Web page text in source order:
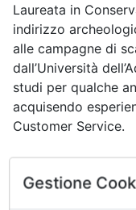
Laureata in
indirizzo
alle campagne di
dall’Università
studi per qualche
acquisendo
Customer Service.
Master in
Gestione